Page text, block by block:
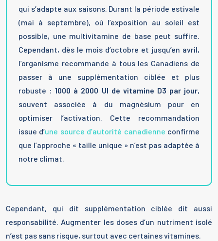
qui s’adapte aux saisons. Durant la période estivale
(mai à septembre), où l’exposition au soleil est
possible, une multivitamine de base peut suffire.
Cependant, dès le mois d’octobre et jusqu’en avril,
l’organisme recommande à tous les Canadiens de
passer à une supplémentation ciblée et plus
robuste : 1000 à 2000 UI de vitamine D3 par jour,
souvent associée à du magnésium pour en
optimiser l’activation. Cette recommandation
issue d’une source d’autorité canadienne confirme
que l’approche « taille unique » n’est pas adaptée à
notre climat.
Cependant, qui dit supplémentation ciblée dit aussi
responsabilité. Augmenter les doses d’un nutriment isolé
n’est pas sans risque, surtout avec certaines vitamines.